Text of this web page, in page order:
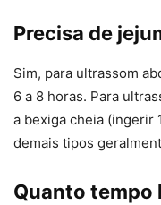
Precisa de
Sim, para ultrassom
6 a 8 horas. Para
a bexiga cheia (ingerir
demais tipos
Quanto tempo